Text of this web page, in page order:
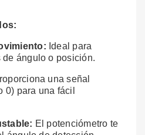
Ideal para
de ángulo o posición.
una señal
0) para una fácil
El potenciómetro te